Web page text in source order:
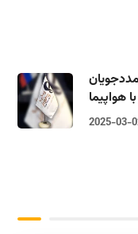
هواپیما
2025-03-